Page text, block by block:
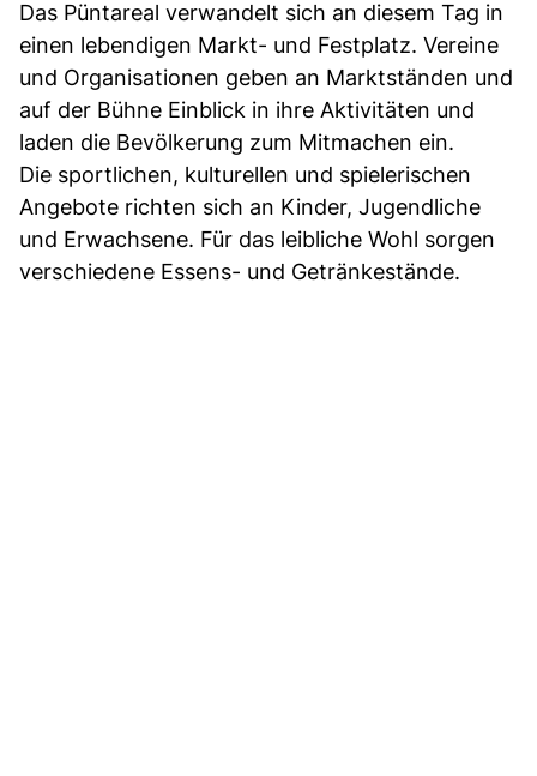
Das Püntareal verwandelt sich an diesem Tag in
einen lebendigen Markt- und Festplatz. Vereine
und Organisationen geben an Marktständen und
auf der Bühne Einblick in ihre Aktivitäten und
laden die Bevölkerung zum Mitmachen ein.
Die sportlichen, kulturellen und spielerischen
Angebote richten sich an Kinder, Jugendliche
und Erwachsene. Für das leibliche Wohl sorgen
verschiedene Essens- und Getränkestände.